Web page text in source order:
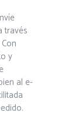
través
y
al e-